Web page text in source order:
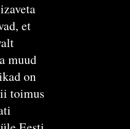
et
muud
on
toimus